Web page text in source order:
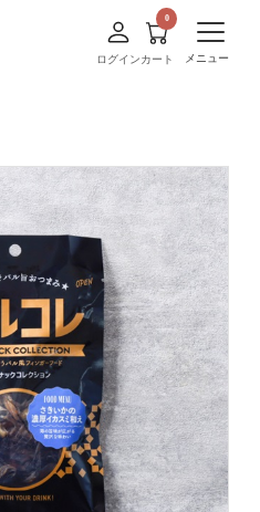
ログインカート メニュー